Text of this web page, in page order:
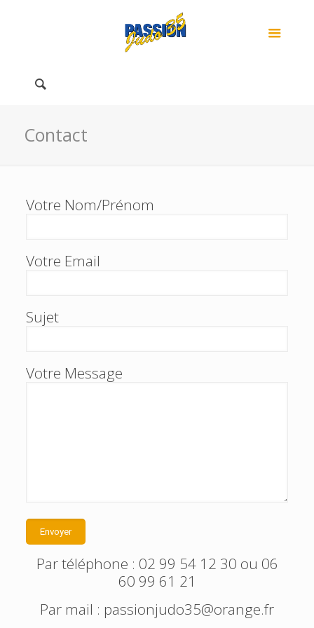
Contact
Votre Nom/Prénom
Votre Email
Sujet
Votre Message
Par téléphone : 02 99 54 12 30 ou 06
60 99 61 21
Par mail : passionjudo35@orange.fr